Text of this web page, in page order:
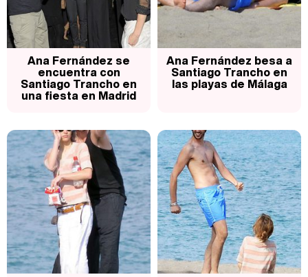
Ana Fernández se
encuentra con
Santiago Trancho en
una fiesta en Madrid
Ana Fernández besa a
Santiago Trancho en
las playas de Málaga